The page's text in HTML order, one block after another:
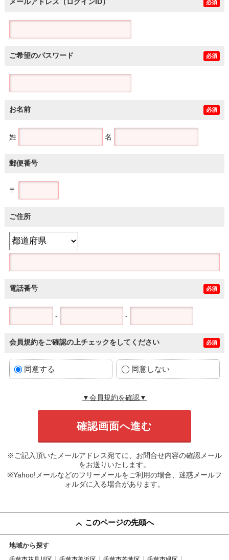
必須
ご希望のパスワード 必須
お名前 必須
姓 名
郵便番号
〒
ご住所
電話番号 必須
- -
会員規約をご確認の上チェックをしてください 必須
同意する 同意しない
▼会員規約を確認▼
※ご記入頂いたメールアドレス宛てに、お問合せ内容の確認メール
をお送りいたします。
※Yahoo!メールなどのフリーメールをご利用の場合、迷惑メールフ
ォルダに入る場合があります。
このページの先頭へ
地域から探す